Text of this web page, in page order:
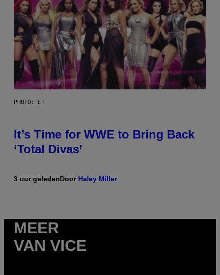
PHOTO: E!
It’s Time for WWE to Bring Back
‘Total Divas’
3 uur geledenDoor Haley Miller
MEER
VAN VICE